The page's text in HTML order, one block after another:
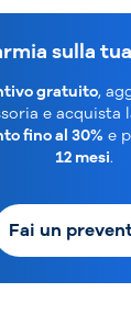
sulla
gratuito,
e acquista
fino al 30% e
12 mesi.
Fai un